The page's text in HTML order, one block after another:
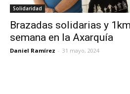
Solidaridad
Brazadas solidarias y
semana en la Axarquía
Daniel Ramírez - 31 mayo, 2024